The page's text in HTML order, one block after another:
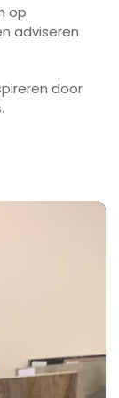
op
adviseren
door